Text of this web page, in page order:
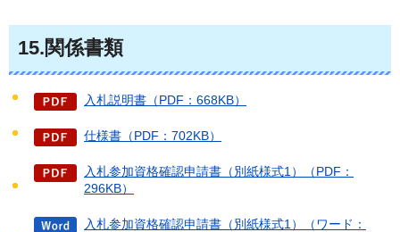
15.関係書類
入札説明書（PDF：668KB）
仕様書（PDF：702KB）
入札参加資格確認申請書（別紙様式1）（PDF：
296KB）
入札参加資格確認申請書（別紙様式1）（ワード：